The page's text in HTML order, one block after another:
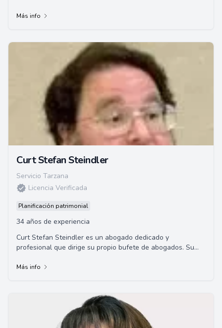
Más info
Curt Stefan Steindler
Servicio Tarzana
Licencia Verificada
Planificación patrimonial
34 años de experiencia
Curt Stefan Steindler es un abogado dedicado y
profesional que dirige su propio bufete de abogados. Su
Más info